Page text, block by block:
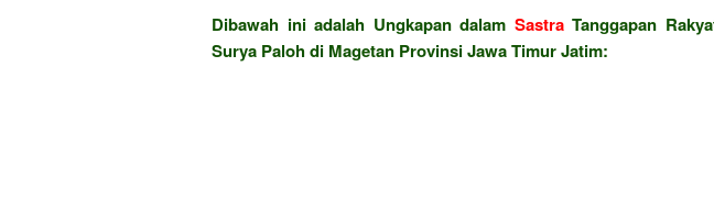
Dibawah ini adalah Ungkapan dalam SastraTanggapan
Surya Paloh di Magetan Provinsi Jawa Timur Jatim: